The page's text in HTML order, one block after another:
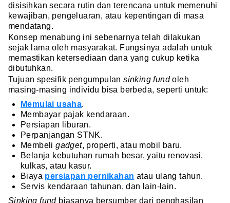
disisihkan secara rutin dan terencana untuk memenuhi
kewajiban, pengeluaran, atau kepentingan di masa
mendatang.
Konsep menabung ini sebenarnya telah dilakukan
sejak lama oleh masyarakat. Fungsinya adalah untuk
memastikan ketersediaan dana yang cukup ketika
dibutuhkan.
Tujuan spesifik pengumpulansinking fundoleh
masing-masing individu bisa berbeda, seperti untuk:
Memulai usaha.
Membayar pajak kendaraan.
Persiapan liburan.
Perpanjangan STNK.
Membeligadget, properti, atau mobil
baru.
Belanja kebutuhan rumah besar, yaitu renovasi,
kulkas, atau kasur.
Biaya persiapan pernikahan atau ulang tahun.
Servis kendaraan tahunan, dan lain-lain.
Sinking fundbiasanya bersumber dari penghasilan